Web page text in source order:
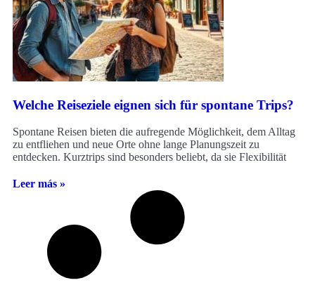
Welche Reiseziele eignen sich für spontane Trips?
Spontane Reisen bieten die aufregende Möglichkeit, dem Alltag
zu entfliehen und neue Orte ohne lange Planungszeit zu
entdecken. Kurztrips sind besonders beliebt, da sie Flexibilität
Leer más »